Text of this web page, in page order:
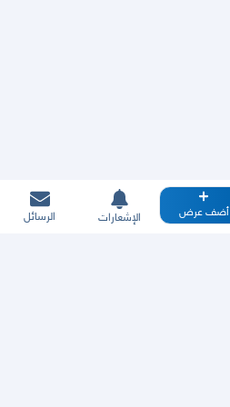
أضف عرض الإشعارات الرسائل